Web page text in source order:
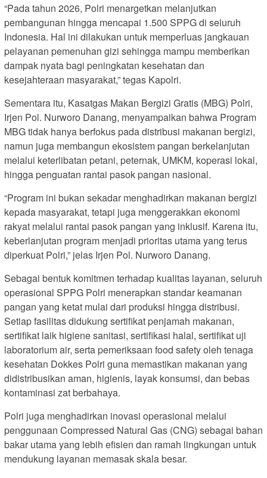
“Pada tahun 2026, Polri menargetkan melanjutkan
pembangunan hingga mencapai 1.500 SPPG di seluruh
Indonesia. Hal ini dilakukan untuk memperluas jangkauan
pelayanan pemenuhan gizi sehingga mampu memberikan
dampak nyata bagi peningkatan kesehatan dan
kesejahteraan masyarakat,” tegas Kapolri.
Sementara itu, Kasatgas Makan Bergizi Gratis (MBG) Polri,
Irjen Pol. Nurworo Danang, menyampaikan bahwa Program
MBG tidak hanya berfokus pada distribusi makanan bergizi,
namun juga membangun ekosistem pangan berkelanjutan
melalui keterlibatan petani, peternak, UMKM, koperasi lokal,
hingga penguatan rantai pasok pangan nasional.
“Program ini bukan sekadar menghadirkan makanan bergizi
kepada masyarakat, tetapi juga menggerakkan ekonomi
rakyat melalui rantai pasok pangan yang inklusif. Karena itu,
keberlanjutan program menjadi prioritas utama yang terus
diperkuat Polri,” jelas Irjen Pol. Nurworo Danang.
Sebagai bentuk komitmen terhadap kualitas layanan, seluruh
operasional SPPG Polri menerapkan standar keamanan
pangan yang ketat mulai dari produksi hingga distribusi.
Setiap fasilitas didukung sertifikat penjamah makanan,
sertifikat laik higiene sanitasi, sertifikasi halal, sertifikat uji
laboratorium air, serta pemeriksaan food safety oleh tenaga
kesehatan Dokkes Polri guna memastikan makanan yang
didistribusikan aman, higienis, layak konsumsi, dan bebas
kontaminasi zat berbahaya.
Polri juga menghadirkan inovasi operasional melalui
penggunaan Compressed Natural Gas (CNG) sebagai bahan
bakar utama yang lebih efisien dan ramah lingkungan untuk
mendukung layanan memasak skala besar.